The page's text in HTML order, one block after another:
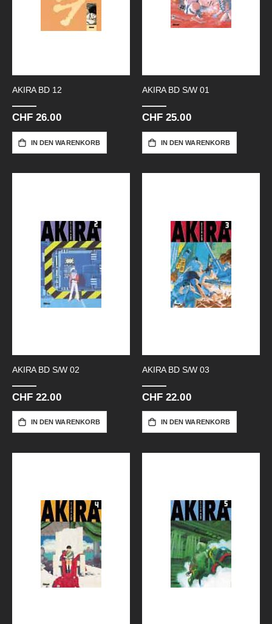
AKIRA BD 12
CHF 26.00
IN DEN WARENKORB
AKIRA BD S/W 01
CHF 25.00
IN DEN WARENKORB
AKIRA BD S/W 02
CHF 22.00
IN DEN WARENKORB
AKIRA BD S/W 03
CHF 22.00
IN DEN WARENKORB